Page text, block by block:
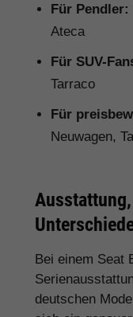
Für Pendler:
Ateca
Für SUV-
Tarraco
Für
Neuwagen,
Bei einem Seat
deutschen